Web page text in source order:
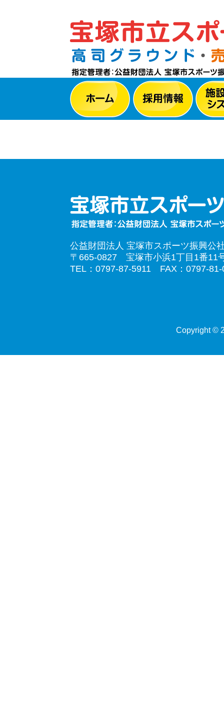
公益財団法人 宝塚市スポーツ振興公
〒665-0827 宝塚市小浜1丁目1番11
TEL：0797-87-5911 FAX：0797-81-
Copyright ©